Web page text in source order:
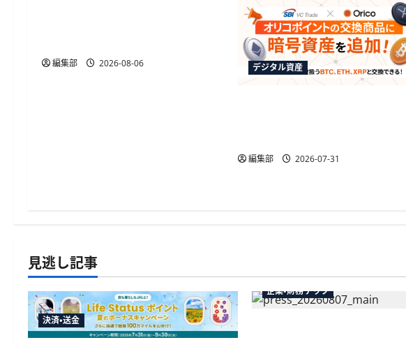
ン編集部 2026-08-06 デジタル資産
編集部 2026-07-31
見逃し記事
決済・送金
企業・財務テック